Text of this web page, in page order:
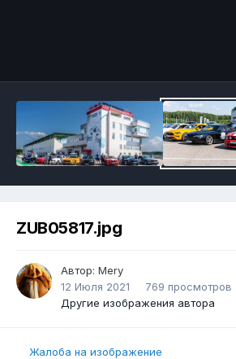
ZUB05817.jpg
Автор: Mery
12 Июля 2021
769 просмотров
Другие изображения автора
Жалоба на изображение